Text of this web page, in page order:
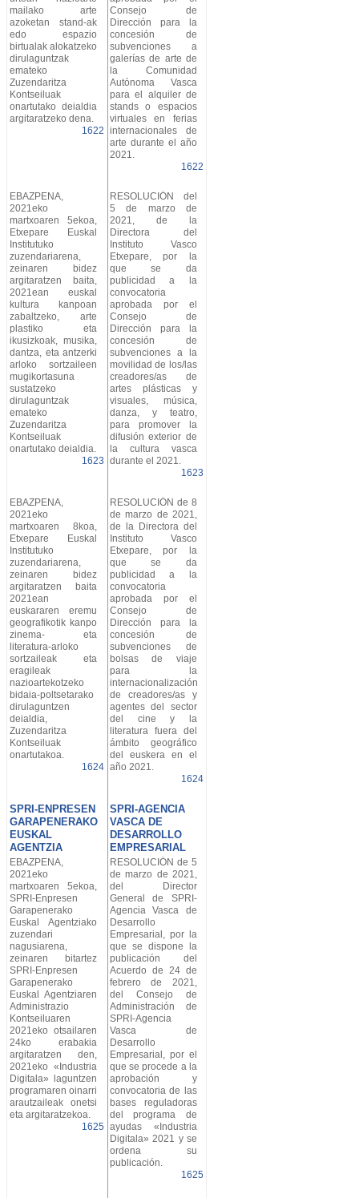
mailako arte
azoketan stand-ak
edo espazio
birtualak alokatzeko
dirulaguntzak
emateko
Zuzendaritza
Kontseiluak
onartutako deialdia
argitaratzeko dena.
1622
Consejo de
Dirección para la
concesión de
subvenciones a
galerías de arte de
la Comunidad
Autónoma Vasca
para el alquiler de
stands o espacios
virtuales en ferias
internacionales de
arte durante el año
2021.
1622
EBAZPENA,
2021eko
martxoaren 5ekoa,
Etxepare Euskal
Institutuko
zuzendariarena,
zeinaren bidez
argitaratzen baita,
2021ean euskal
kultura kanpoan
zabaltzeko, arte
plastiko eta
ikusizkoak, musika,
dantza, eta antzerki
arloko sortzaileen
mugikortasuna
sustatzeko
dirulaguntzak
emateko
Zuzendaritza
Kontseiluak
onartutako deialdia.
1623
RESOLUCIÓN del
5 de marzo de
2021, de la
Directora del
Instituto Vasco
Etxepare, por la
que se da
publicidad a la
convocatoria
aprobada por el
Consejo de
Dirección para la
concesión de
subvenciones a la
movilidad de los/las
creadores/as de
artes plásticas y
visuales, música,
danza, y teatro,
para promover la
difusión exterior de
la cultura vasca
durante el 2021.
1623
EBAZPENA,
2021eko
martxoaren 8koa,
Etxepare Euskal
Institutuko
zuzendariarena,
zeinaren bidez
argitaratzen baita
2021ean
euskararen eremu
geografikotik kanpo
zinema- eta
literatura-arloko
sortzaileak eta
eragileak
nazioartekotzeko
bidaia-poltsetarako
dirulaguntzen
deialdia,
Zuzendaritza
Kontseiluak
onartutakoa.
1624
RESOLUCIÓN de 8
de marzo de 2021,
de la Directora del
Instituto Vasco
Etxepare, por la
que se da
publicidad a la
convocatoria
aprobada por el
Consejo de
Dirección para la
concesión de
subvenciones de
bolsas de viaje
para la
internacionalización
de creadores/as y
agentes del sector
del cine y la
literatura fuera del
ámbito geográfico
del euskera en el
año 2021.
1624
SPRI-ENPRESEN
GARAPENERAKO
EUSKAL
AGENTZIA
SPRI-AGENCIA
VASCA DE
DESARROLLO
EMPRESARIAL
EBAZPENA,
2021eko
martxoaren 5ekoa,
SPRI-Enpresen
Garapenerako
Euskal Agentziako
zuzendari
nagusiarena,
zeinaren bitartez
SPRI-Enpresen
Garapenerako
Euskal Agentziaren
Administrazio
Kontseiluaren
2021eko otsailaren
24ko erabakia
argitaratzen den,
2021eko «Industria
Digitala» laguntzen
programaren oinarri
arautzaileak onetsi
eta argitaratzekoa.
1625
RESOLUCIÓN de 5
de marzo de 2021,
del Director
General de SPRI-
Agencia Vasca de
Desarrollo
Empresarial, por la
que se dispone la
publicación del
Acuerdo de 24 de
febrero de 2021,
del Consejo de
Administración de
SPRI-Agencia
Vasca de
Desarrollo
Empresarial, por el
que se procede a la
aprobación y
convocatoria de las
bases reguladoras
del programa de
ayudas «Industria
Digitala» 2021 y se
ordena su
publicación.
1625